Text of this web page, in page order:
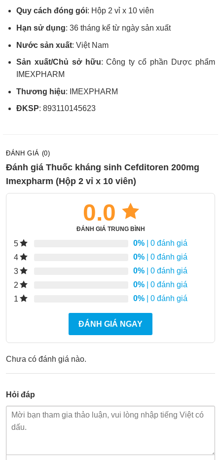
Quy cách đóng gói: Hộp 2 vỉ x 10 viên
Hạn sử dụng: 36 tháng kể từ ngày sản xuất
Nước sản xuất: Việt Nam
Sản xuất/Chủ sở hữu: Công ty cổ phần Dược phẩm
IMEXPHARM
Thương hiệu: IMEXPHARM
ĐKSP: 893110145623
ĐÁNH GIÁ (0)
Đánh giá Thuốc kháng sinh Cefditoren 200mg
Imexpharm (Hộp 2 vỉ x 10 viên)
0.0
ĐÁNH GIÁ TRUNG BÌNH
5 0% | 0 đánh giá
4
0% | 0 đánh giá
3
0% | 0 đánh giá
2
0% | 0 đánh giá
1
0% | 0 đánh giá
ĐÁNH GIÁ NGAY
Chưa có đánh giá nào.
Hỏi đáp